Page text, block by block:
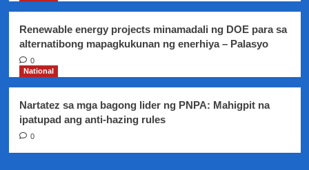
Renewable energy projects minamadali ng DOE para sa
alternatibong mapagkukunan ng enerhiya – Palasyo
0
National
Nartatez sa mga bagong lider ng PNPA: Mahigpit na
ipatupad ang anti-hazing rules
0